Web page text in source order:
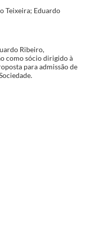
Teixeira; Eduardo
Ribeiro,
como sócio dirigido à
para admissão de